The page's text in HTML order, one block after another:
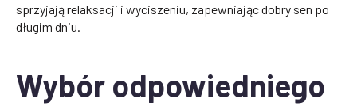
sprzyjają relaksacji i wyciszeniu, zapewniając dobry sen po
długim dniu.
Wybór odpowiedniego